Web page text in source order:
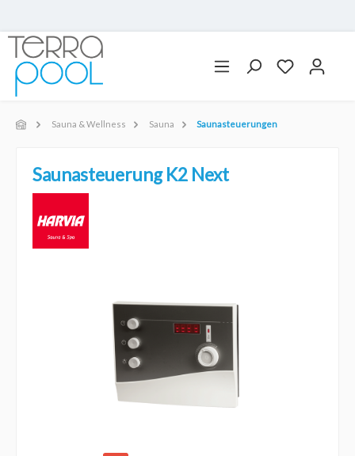
Sauna & Wellness Sauna Saunasteuerungen
Saunasteuerung K2 Next